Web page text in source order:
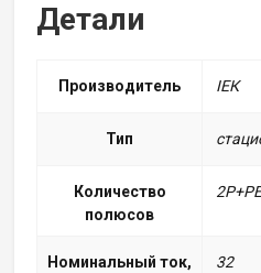
Детали
Производитель ІЕК
Тип
Количество
полюсов
2P+PE
Номинальный ток,
32